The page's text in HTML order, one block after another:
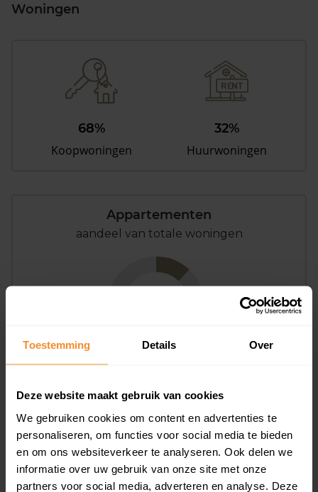
Toestemming Details Over
Deze website maakt gebruik van cookies
We gebruiken cookies om content en advertenties te
personaliseren, om functies voor social media te bieden
en om ons websiteverkeer te analyseren. Ook delen we
informatie over uw gebruik van onze site met onze
partners voor social media, adverteren en analyse. Deze
Woningen
68%
Koopwoningen
32%
Huurwoningen
Appartementen
aandeel van totale woningen